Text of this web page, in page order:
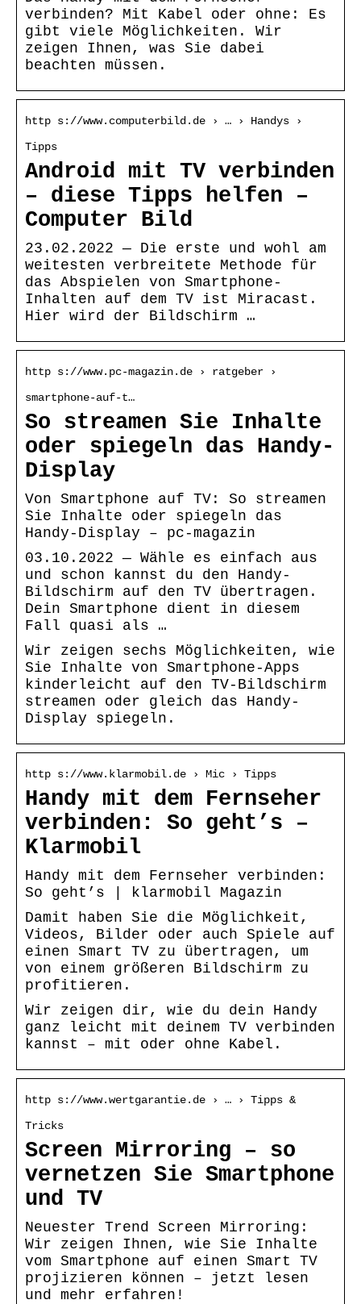
verbinden? Mit Kabel oder ohne: Es
gibt viele Möglichkeiten. Wir
zeigen Ihnen, was Sie dabei
beachten müssen.
http s://www.computerbild.de › … › Handys ›
Tipps
Android mit TV verbinden
– diese Tipps helfen –
Computer Bild
23.02.2022 — Die erste und wohl am
weitesten verbreitete Methode für
das Abspielen von Smartphone-
Inhalten auf dem TV ist Miracast.
Hier wird der Bildschirm …
http s://www.pc-magazin.de › ratgeber ›
smartphone-auf-t…
So streamen Sie Inhalte
oder spiegeln das Handy-
Display
Von Smartphone auf TV: So streamen
Sie Inhalte oder spiegeln das
Handy-Display – pc-magazin
03.10.2022 — Wähle es einfach aus
und schon kannst du den Handy-
Bildschirm auf den TV übertragen.
Dein Smartphone dient in diesem
Fall quasi als …
Wir zeigen sechs Möglichkeiten, wie
Sie Inhalte von Smartphone-Apps
kinderleicht auf den TV-Bildschirm
streamen oder gleich das Handy-
Display spiegeln.
http s://www.klarmobil.de › Mic › Tipps
Handy mit dem Fernseher
verbinden: So geht’s –
Klarmobil
Handy mit dem Fernseher verbinden:
So geht’s | klarmobil Magazin
Damit haben Sie die Möglichkeit,
Videos, Bilder oder auch Spiele auf
einen Smart TV zu übertragen, um
von einem größeren Bildschirm zu
profitieren.
Wir zeigen dir, wie du dein Handy
ganz leicht mit deinem TV verbinden
kannst – mit oder ohne Kabel.
http s://www.wertgarantie.de › … › Tipps &
Tricks
Screen Mirroring – so
vernetzen Sie Smartphone
und TV
Neuester Trend Screen Mirroring:
Wir zeigen Ihnen, wie Sie Inhalte
vom Smartphone auf einen Smart TV
projizieren können – jetzt lesen
und mehr erfahren!